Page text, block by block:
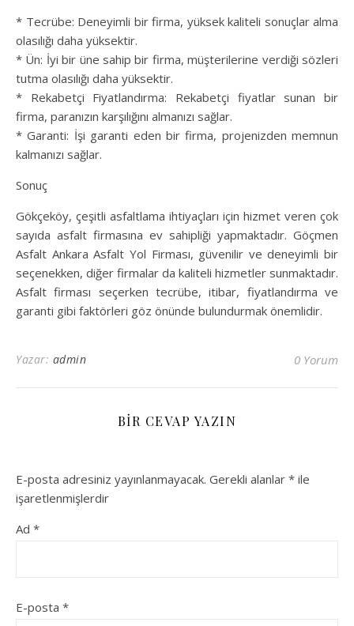
* Tecrübe: Deneyimli bir firma, yüksek kaliteli sonuçlar alma
olasılığı daha yüksektir.
* Ün: İyi bir üne sahip bir firma, müşterilerine verdiği sözleri
tutma olasılığı daha yüksektir.
* Rekabetçi Fiyatlandırma: Rekabetçi fiyatlar sunan bir
firma, paranızın karşılığını almanızı sağlar.
* Garanti: İşi garanti eden bir firma, projenizden memnun
kalmanızı sağlar.
Sonuç
Gökçeköy, çeşitli asfaltlama ihtiyaçları için hizmet veren çok
sayıda asfalt firmasına ev sahipliği yapmaktadır. Göçmen
Asfalt Ankara Asfalt Yol Firması, güvenilir ve deneyimli bir
seçenekken, diğer firmalar da kaliteli hizmetler sunmaktadır.
Asfalt firması seçerken tecrübe, itibar, fiyatlandırma ve
garanti gibi faktörleri göz önünde bulundurmak önemlidir.
Yazar: admin 0 Yorum
BIR CEVAP YAZIN
E-posta adresiniz yayınlanmayacak. Gerekli alanlar * ile
işaretlenmişlerdir
Ad *
E-posta *